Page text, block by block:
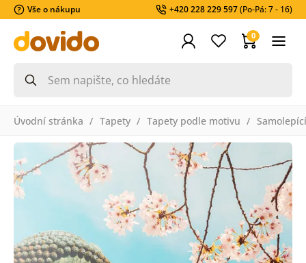
Vše o nákupu +420 228 229 597(Po-Pá: 7 - 16)
0
Úvodní stránka Tapety Tapety podle motivu